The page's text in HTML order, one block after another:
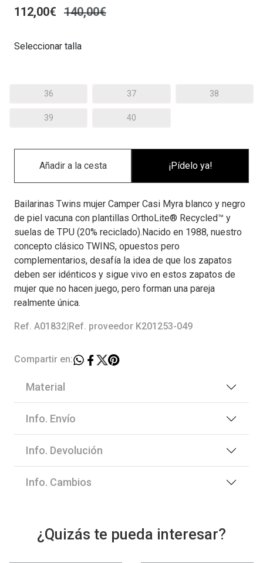
112,00€ 140,00€
Seleccionar talla
36 37 38
39 40
¡Pídelo ya!
Bailarinas Twins mujer Camper Casi Myra blanco y negro
de piel vacuna con plantillas OrthoLite® Recycled™ y
suelas de TPU (20% reciclado).Nacido en 1988, nuestro
concepto clásico TWINS, opuestos pero
complementarios, desafía la idea de que los zapatos
deben ser idénticos y sigue vivo en estos zapatos de
mujer que no hacen juego, pero forman una pareja
realmente única.
Ref. A01832 Ref. proveedor K201253-049
Compartir en:
Material
Info. Envío
Info. Devolución
Info. Cambios
¿Quizás te pueda interesar?